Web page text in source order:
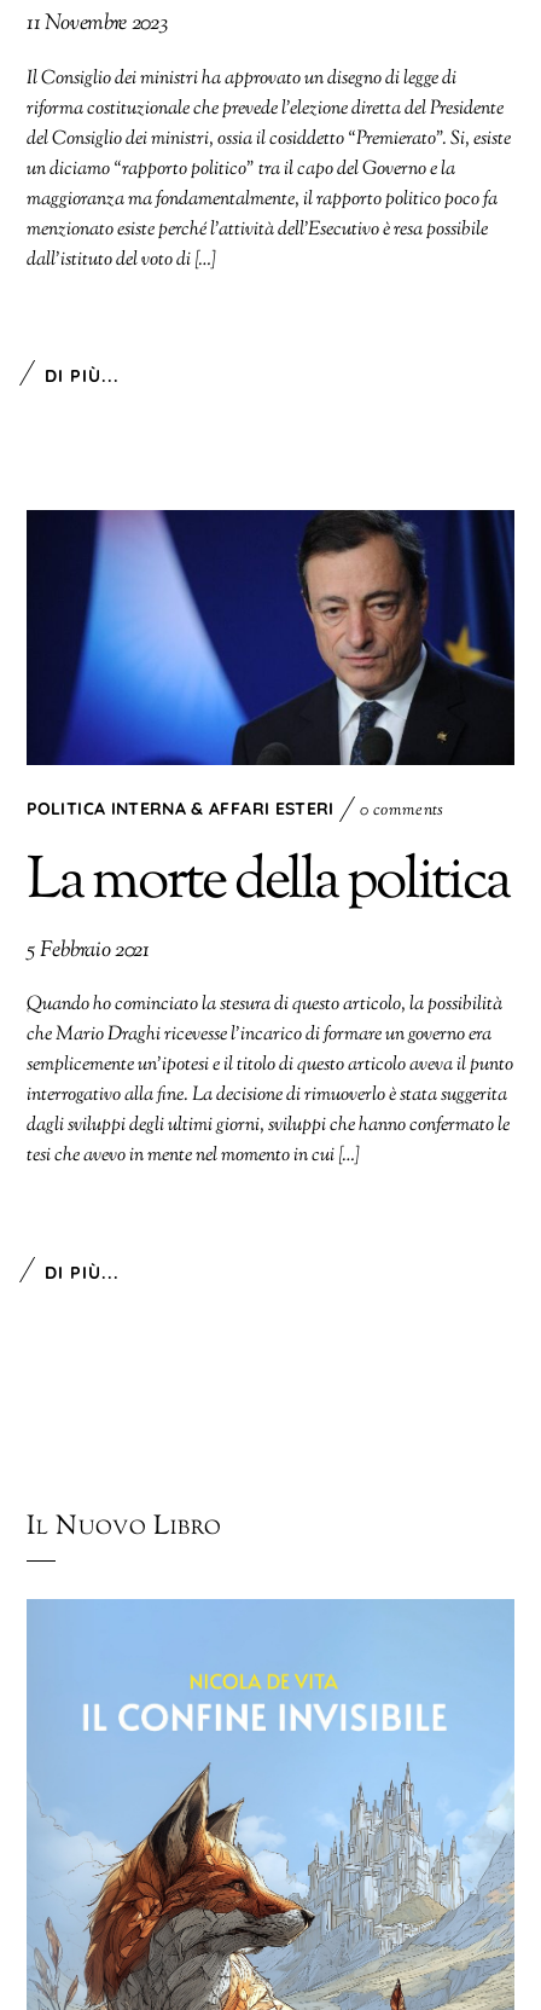
11 Novembre 2023
Il Consiglio dei ministri ha approvato un disegno di legge di
riforma costituzionale che prevede l’elezione diretta del Presidente
del Consiglio dei ministri, ossia il cosiddetto “Premierato”. Si, esiste
un diciamo “rapporto politico” tra il capo del Governo e la
maggioranza ma fondamentalmente, il rapporto politico poco fa
menzionato esiste perché l’attività dell’Esecutivo è resa possibile
dall’istituto del voto di […]
DI PIÙ...
POLITICA INTERNA & AFFARI ESTERI 0 comments
La morte della politica
5 Febbraio 2021
Quando ho cominciato la stesura di questo articolo, la possibilità
che Mario Draghi ricevesse l’incarico di formare un governo era
semplicemente un’ipotesi e il titolo di questo articolo aveva il punto
interrogativo alla fine. La decisione di rimuoverlo è stata suggerita
dagli sviluppi degli ultimi giorni, sviluppi che hanno confermato le
tesi che avevo in mente nel momento in cui […]
DI PIÙ...
Il Nuovo Libro